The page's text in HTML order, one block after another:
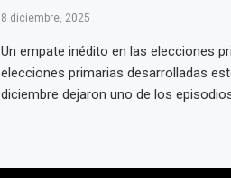
8 diciembre, 2025
Un empate inédito en las elecciones
elecciones primarias desarrolladas
diciembre dejaron uno de los